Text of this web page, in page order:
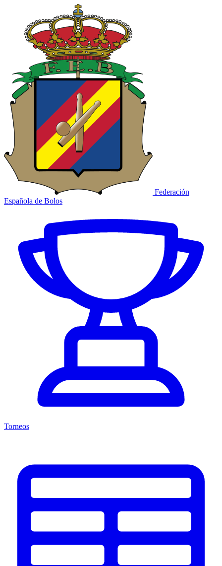
Federación
Española de Bolos
Torneos